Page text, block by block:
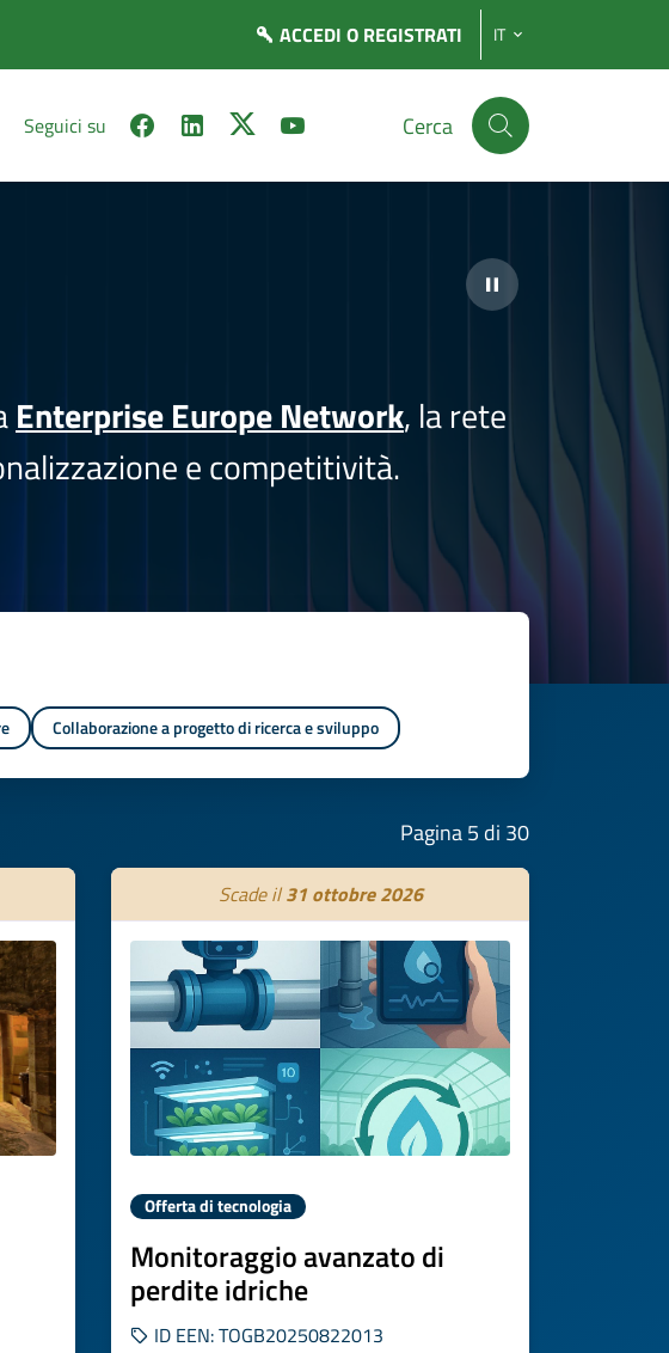
ACCEDI O REGISTRATI IT
Seguici su Cerca
Enterprise Europe Network, la rete
e competitività.
Collaborazione a progetto di ricerca e sviluppo
Pagina 5 di 30
Scade il31 ottobre 2026
Offerta di tecnologia
Monitoraggio avanzato di
perdite idriche
ID EEN: TOGB20250822013